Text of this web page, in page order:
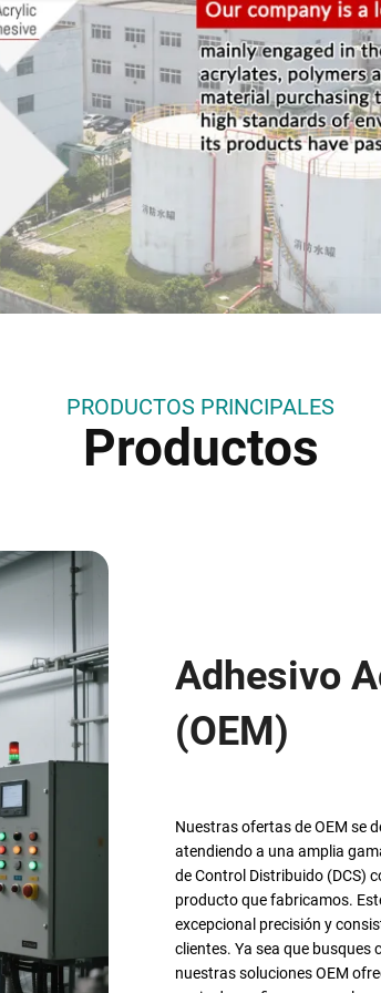
PRODUCTOS PRINCIPALES
Productos
2-Etilhexil
eficiencia de polimerización
gama de aplicaciones, desde
volatilidad y excelente
aplicaciones al aire libre e
rendimiento, nuestro 2-
soluciones que combinan